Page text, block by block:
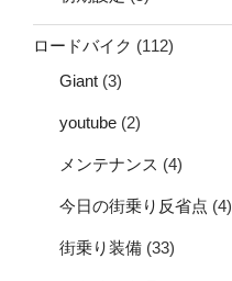
ロードバイク (112)
Giant (3)
youtube (2)
メンテナンス (4)
今日の街乗り反省点 (4)
街乗り装備 (33)